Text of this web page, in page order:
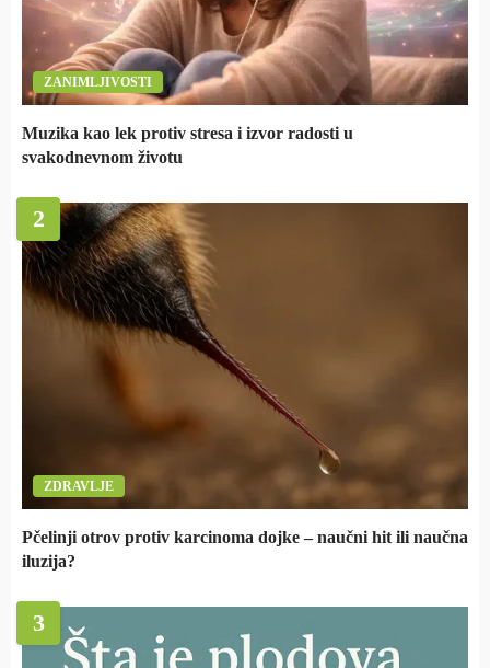
ZANIMLJIVOSTI
Muzika kao lek protiv stresa i izvor radosti u
svakodnevnom životu
2
ZDRAVLJE
Pčelinji otrov protiv karcinoma dojke – naučni hit ili naučna
iluzija?
3